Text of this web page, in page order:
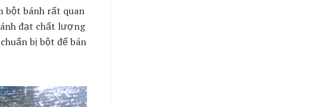
bột bánh rất quan
đạt chất lượng
bị bột để bán